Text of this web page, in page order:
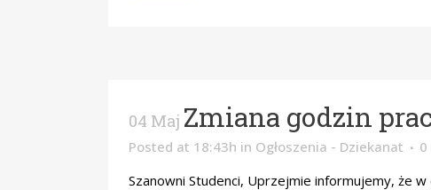
04 Maj Zmiana godzin
Posted at 18:43h in Ogłoszenia - Dziekanat 0
Szanowni Studenci, Uprzejmie informujemy, że